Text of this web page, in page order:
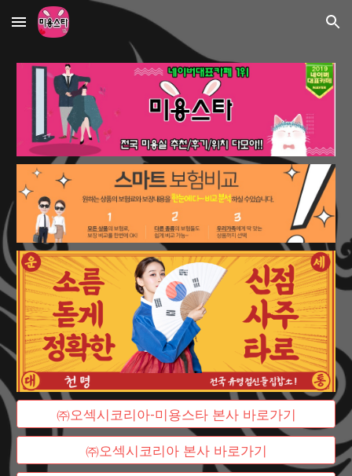
Skip to main content Skip to navigation
㈜오섹시코리아-미용스타 본사 바로가기
㈜오섹시코리아 본사 바로가기